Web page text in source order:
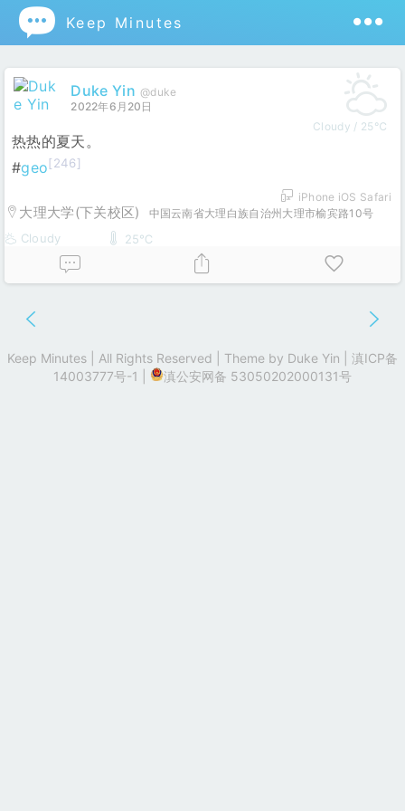
 Keep Minutes
Duke Yin @duke
2022年6月20日
Cloudy / 25℃
热热的夏天。
#geo[246]
iPhone iOS Safari
大理大学(下关校区) 中国云南省大理白族自治州大理市榆宾路10号
Cloudy 25℃
Keep Minutes | All Rights Reserved | Theme by Duke Yin
滇ICP备
14003777号-1
滇公安网备 53050202000131号